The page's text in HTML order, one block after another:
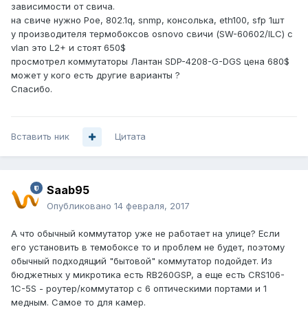
зависимости от свича.
на свиче нужно Poe, 802.1q, snmp, консолька, eth100, sfp 1шт
у производителя термобоксов osnovo свичи (SW-60602/ILC) с
vlan это L2+ и стоят 650$
просмотрел коммутаторы Лантан SDP-4208-G-DGS цена 680$
может у кого есть другие варианты ?
Спасибо.
Вставить ник Цитата
Saab95
Опубликовано 14 февраля, 2017
А что обычный коммутатор уже не работает на улице? Если
его установить в темобоксе то и проблем не будет, поэтому
обычный подходящий "бытовой" коммутатор подойдет. Из
бюджетных у микротика есть RB260GSP, а еще есть CRS106-
1C-5S - роутер/коммутатор с 6 оптическими портами и 1
медным. Самое то для камер.